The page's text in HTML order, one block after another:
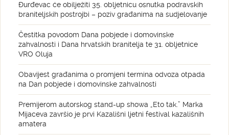
Đurđevac će obilježiti 35. obljetnicu osnutka podravskih
braniteljskih postrojbi – poziv građanima na sudjelovanje
Čestitka povodom Dana pobjede i domovinske
zahvalnosti i Dana hrvatskih branitelja te 31. obljetnice
VRO Oluja
Obavijest građanima o promjeni termina odvoza otpada
na Dan pobjede i domovinske zahvalnosti
Premijerom autorskog stand-up showa „Eto tak.” Marka
Mijaceva završio je prvi Kazališni ljetni festival kazališnih
amatera